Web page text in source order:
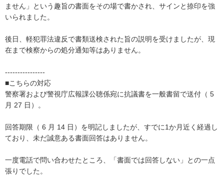
ません」という趣旨の書面をその場で書かされ、サインと捺印を強
いられました。
後日、軽犯罪法違反で書類送検された旨の説明を受けましたが、現
在まで検察からの処分通知等はありません。
----------------
■こちらの対応
警察署および警視庁広報課公聴係宛に抗議書を一般書留で送付（ 5
月 27 日）。
回答期限（ 6 月 14 日）を明記しましたが、すでに1か月近く経過し
ており、未だ誠意ある書面回答はありません。
一度電話で問い合わせたところ、「書面では回答しない」との一点
張りでした。